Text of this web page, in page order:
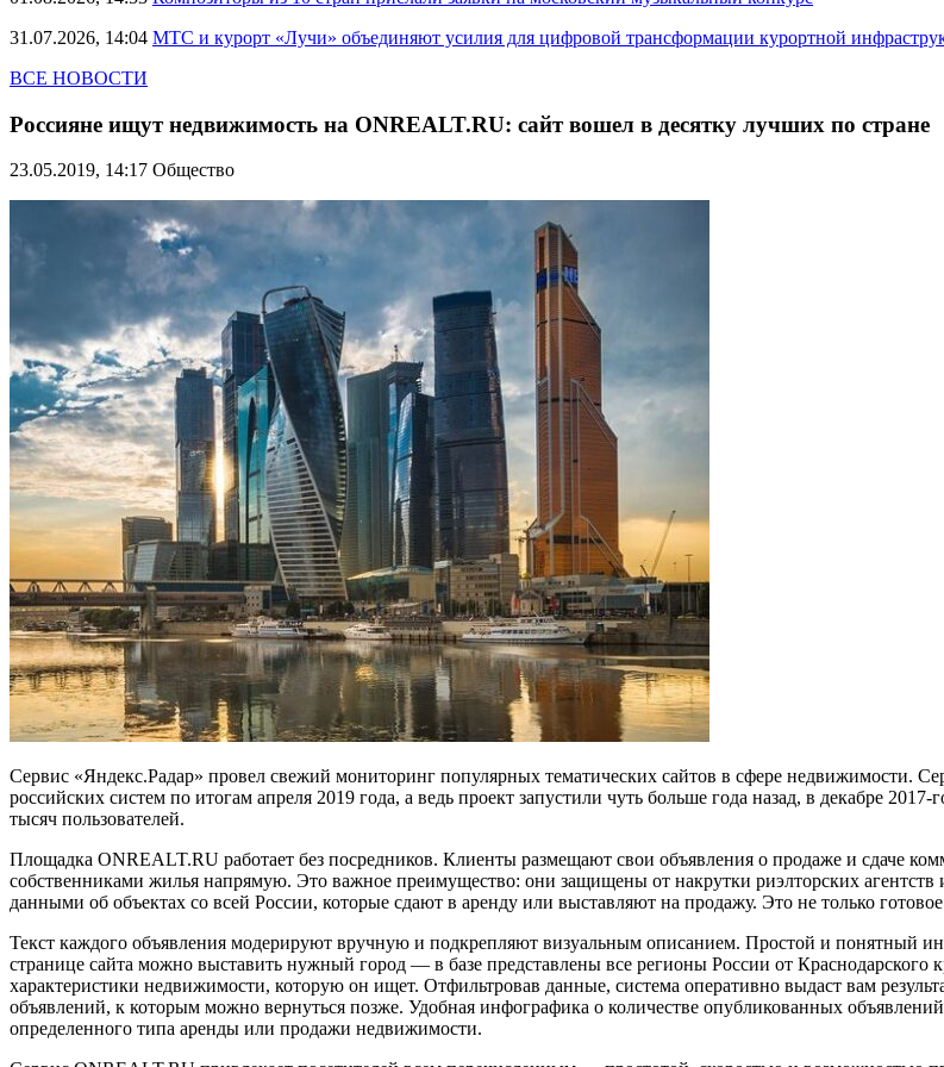
31.07.2026, 14:04 МТС и курорт «Лучи» объединяют усилия для цифровой трансформации курортной
ВСЕ НОВОСТИ
Россияне ищут недвижимость на ONREALT.RU: сайт вошел в десятку лучших по стране
23.05.2019, 14:17 Общество
Сервис «Яндекс.Радар» провел свежий мониторинг популярных тематических сайтов в сфере недвижимости.
российских систем по итогам апреля 2019 года, а ведь проект запустили чуть больше года назад, в декабре
тысяч пользователей.
Площадка ONREALT.RU работает без посредников. Клиенты размещают свои объявления о продаже и сдаче
собственниками жилья напрямую. Это важное преимущество: они защищены от накрутки риэлторских
данными об объектах со всей России, которые сдают в аренду или выставляют на продажу. Это не только
Текст каждого объявления модерируют вручную и подкрепляют визуальным описанием. Простой и понятный
странице сайта можно выставить нужный город — в базе представлены все регионы России от Краснодарского
характеристики недвижимости, которую он ищет. Отфильтровав данные, система оперативно выдаст вам
объявлений, к которым можно вернуться позже. Удобная инфографика о количестве опубликованных
определенного типа аренды или продажи недвижимости.